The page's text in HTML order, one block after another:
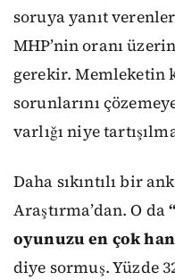
soruya yanıt
MHP’nin oranı
gerekir. Memleketin
sorunlarını
varlığı niye
Daha sıkıntılı bir
Araştırma’dan. O da
oyunuzu en çok
diye sormuş. Yüzde